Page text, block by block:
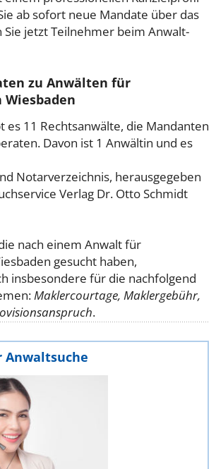
ab sofort neue Mandate über das
jetzt Teilnehmer beim Anwalt-
zu Anwälten für
es 11 Rechtsanwälte, die Mandanten
Davon ist 1 Anwältin und es
Notarverzeichnis, herausgegeben
Verlag Dr. Otto Schmidt
nach einem Anwalt für
gesucht haben,
insbesondere für die nachfolgend
Maklercourtage, Maklergebühr,
.
Anwaltsuche